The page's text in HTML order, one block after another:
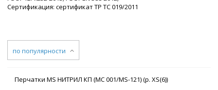
Сертификация: сертификат ТР ТС 019/2011
по популярности
Перчатки MS НИТРИЛ КП (MC 001/MS-121) (р. XS(6))